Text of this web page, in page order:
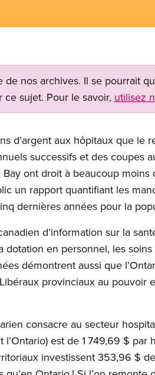
nos archives. Il se pourrait
sujet. Pour le savoir, utilisez
d’argent aux hôpitaux que le
successifs et des coupes
ont droit à beaucoup moins
un rapport quantifiant les
dernières années pour la
d’information sur la
dotation en personnel, les
démontrent aussi que
provinciaux au
consacre au secteur
est de 1 749,69 $
investissent 353,96 $